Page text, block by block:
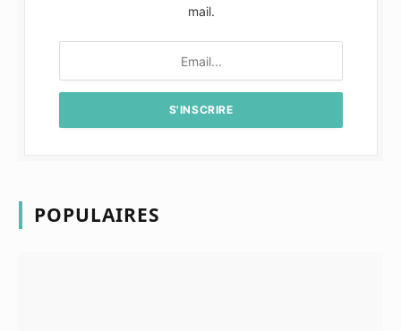
mail.
POPULAIRES